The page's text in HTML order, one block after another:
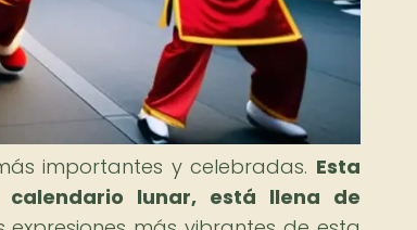
importantes y celebradas. Esta
lunar, está llena de